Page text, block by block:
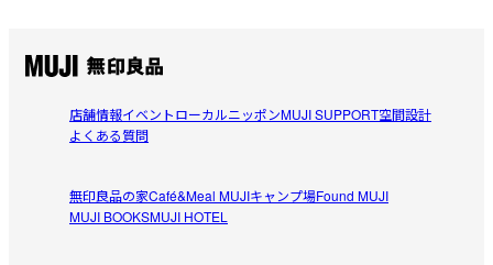
店舗情報イベントローカルニッポンMUJI SUPPORT空間設計
よくある質問
無印良品の家Café&Meal MUJIキャンプ場Found MUJI
MUJI BOOKSMUJI HOTEL